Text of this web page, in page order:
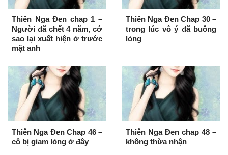
Thiên Nga Đen chap 1 –
Người đã chết 4 năm, cớ
sao lại xuất hiện ở trước
mặt anh
Thiên Nga Đen Chap 30 –
trong lúc vô ý đã buông
lỏng
Thiên Nga Đen Chap 46 –
cô bị giam lỏng ở đây
Thiên Nga Đen chap 48 –
không thừa nhận